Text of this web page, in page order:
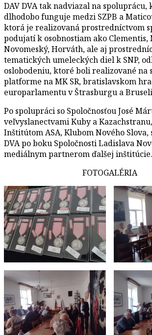
DAV DVA tak nadviazal na spoluprácu,
dlhodobo funguje medzi SZPB a
ktorá je realizovaná prostredníctvom
podujatí k osobnostiam ako Clementis,
Novomeský, Horváth, ale aj
tematických umeleckých diel k SNP,
oslobodeniu, ktoré boli realizované na
platforme na MK SR, bratislavskom
europarlamentu v Štrasburgu a
Po spolupráci so Spoločnosťou José
veľvyslanectvami Kuby a
Inštitútom ASA, Klubom Nového Slova,
DVA po boku Spoločnosti Ladislava
mediálnym partnerom ďalšej inštitúcie.
FOTOGALÉRIA